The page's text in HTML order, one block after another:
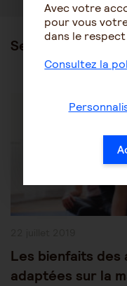
Ses articles
Category:
Les bienfaits des
adaptées sur la
Avec votre
pour vous
dans le
Consultez la